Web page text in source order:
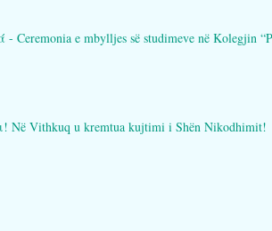
e mbylljes së studimeve në Kolegjin
Në Vithkuq u kremtua kujtimi i Shën Nikodhimit!